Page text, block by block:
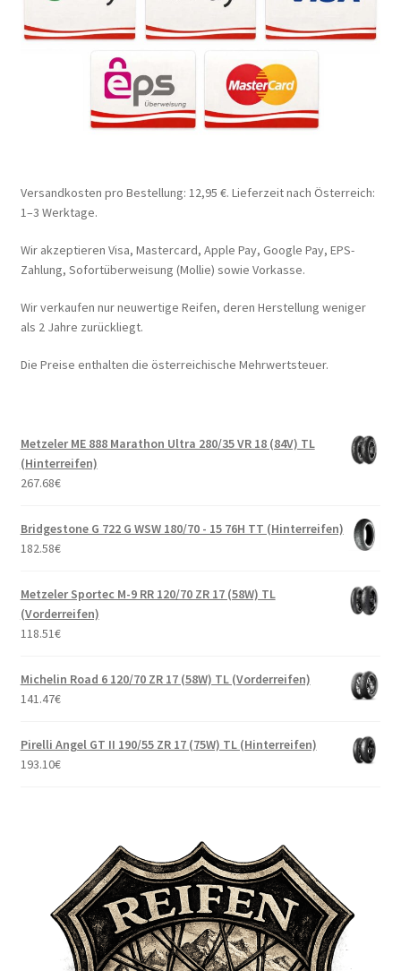
Versandkosten pro Bestellung: 12,95 €. Lieferzeit nach Österreich:
1–3 Werktage.
Wir akzeptieren Visa, Mastercard, Apple Pay, Google Pay, EPS-
Zahlung, Sofortüberweisung (Mollie) sowie Vorkasse.
Wir verkaufen nur neuwertige Reifen, deren Herstellung weniger
als 2 Jahre zurückliegt.
Die Preise enthalten die österreichische Mehrwertsteuer.
Metzeler ME 888 Marathon Ultra 280/35 VR 18 (84V) TL
(Hinterreifen)
267.68€
Bridgestone G 722 G WSW 180/70 - 15 76H TT (Hinterreifen)
182.58€
Metzeler Sportec M-9 RR 120/70 ZR 17 (58W) TL
(Vorderreifen)
118.51€
Michelin Road 6 120/70 ZR 17 (58W) TL (Vorderreifen)
141.47€
Pirelli Angel GT II 190/55 ZR 17 (75W) TL (Hinterreifen)
193.10€